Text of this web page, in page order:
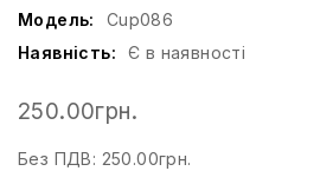
Модель:
Cup086
Наявність:
Є в наявності
250.00грн.
Без ПДВ: 250.00грн.